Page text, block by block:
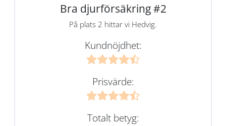
Bra djurförsäkring #2
På plats 2 hittar vi Hedvig.
Kundnöjdhet:
Prisvärde:
Totalt betyg: